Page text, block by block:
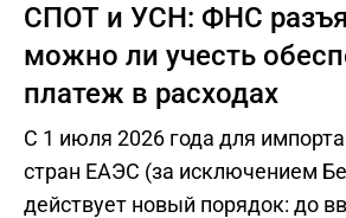
СПОТ и УСН: ФНС
можно ли учесть
платеж в расходах
С 1 июля 2026 года для
стран ЕАЭС (за исключением
действует новый порядок: до